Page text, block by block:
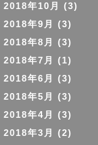
2018年10月
(3)
2018年9月
(3)
2018年8月
(3)
2018年7月
(1)
2018年6月
(3)
2018年5月
(3)
2018年4月
(3)
2018年3月
(2)